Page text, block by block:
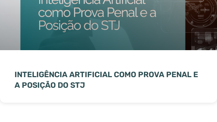
INTELIGÊNCIA ARTIFICIAL COMO PROVA PENAL E
A POSIÇÃO DO STJ